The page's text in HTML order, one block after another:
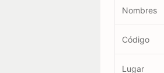
Nombres
Código
Lugar